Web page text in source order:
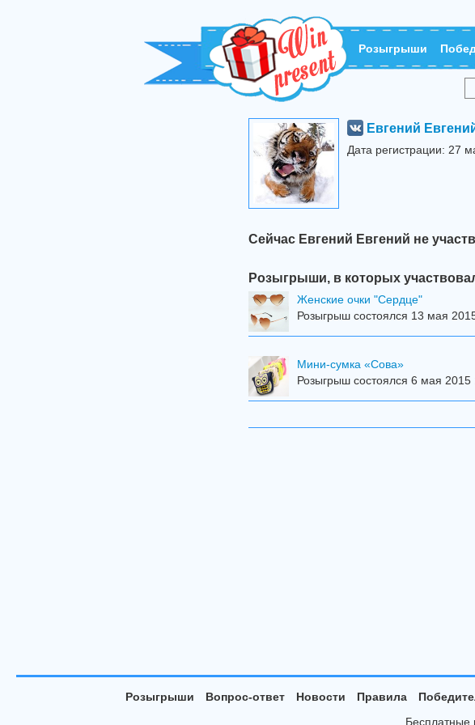
Розыгрыши
Евгений
Дата регистрации: 27
Сейчас Евгений Евгений не
Розыгрыши, в которых
Женские очки "Сердце"
Розыгрыш состоялся 13 мая
Мини-сумка «Сова»
Розыгрыш состоялся 6 мая 2015
Розыгрыши Вопрос-ответ Новости Правила
Бесплатные